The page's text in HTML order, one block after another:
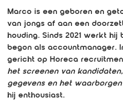
Marco is een geboren en
van jongs af aan een
houding. Sinds 2021 werkt hij
begon als accountmanager.
gericht op Horeca
het screenen van
gegevens en het
hij enthousiast.